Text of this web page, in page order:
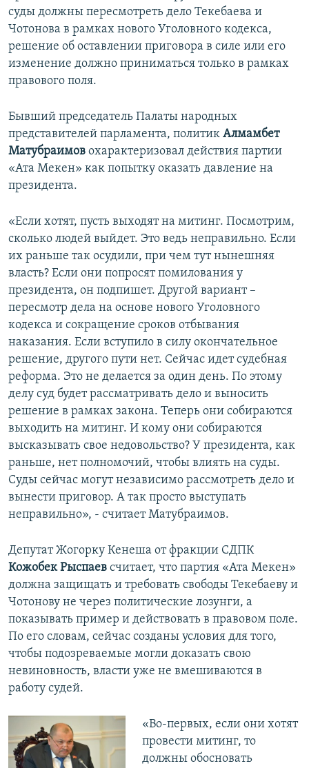
суды должны пересмотреть дело Текебаева и
Чотонова в рамках нового Уголовного кодекса,
решение об оставлении приговора в силе или его
изменение должно приниматься только в рамках
правового поля.
Бывший председатель Палаты народных
представителей парламента, политик Алмамбет
Матубраимов охарактеризовал действия партии
«Ата Мекен» как попытку оказать давление на
президента.
«Если хотят, пусть выходят на митинг. Посмотрим,
сколько людей выйдет. Это ведь неправильно. Если
их раньше так осудили, при чем тут нынешняя
власть? Если они попросят помилования у
президента, он подпишет. Другой вариант –
пересмотр дела на основе нового Уголовного
кодекса и сокращение сроков отбывания
наказания. Если вступило в силу окончательное
решение, другого пути нет. Сейчас идет судебная
реформа. Это не делается за один день. По этому
делу суд будет рассматривать дело и выносить
решение в рамках закона. Теперь они собираются
выходить на митинг. И кому они собираются
высказывать свое недовольство? У президента, как
раньше, нет полномочий, чтобы влиять на суды.
Суды сейчас могут независимо рассмотреть дело и
вынести приговор. А так просто выступать
неправильно», - считает Матубраимов.
Депутат Жогорку Кенеша от фракции СДПК
Кожобек Рыспаев считает, что партия «Ата Мекен»
должна защищать и требовать свободы Текебаеву и
Чотонову не через политические лозунги, а
показывать пример и действовать в правовом поле.
По его словам, сейчас созданы условия для того,
чтобы подозреваемые могли доказать свою
невиновность, власти уже не вмешиваются в
работу судей.
«Во-первых, если они хотят
провести митинг, то
должны обосновать